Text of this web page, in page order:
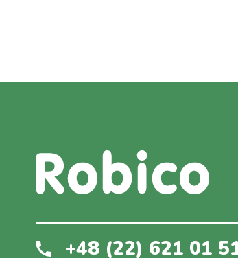
+48 (22) 621 01